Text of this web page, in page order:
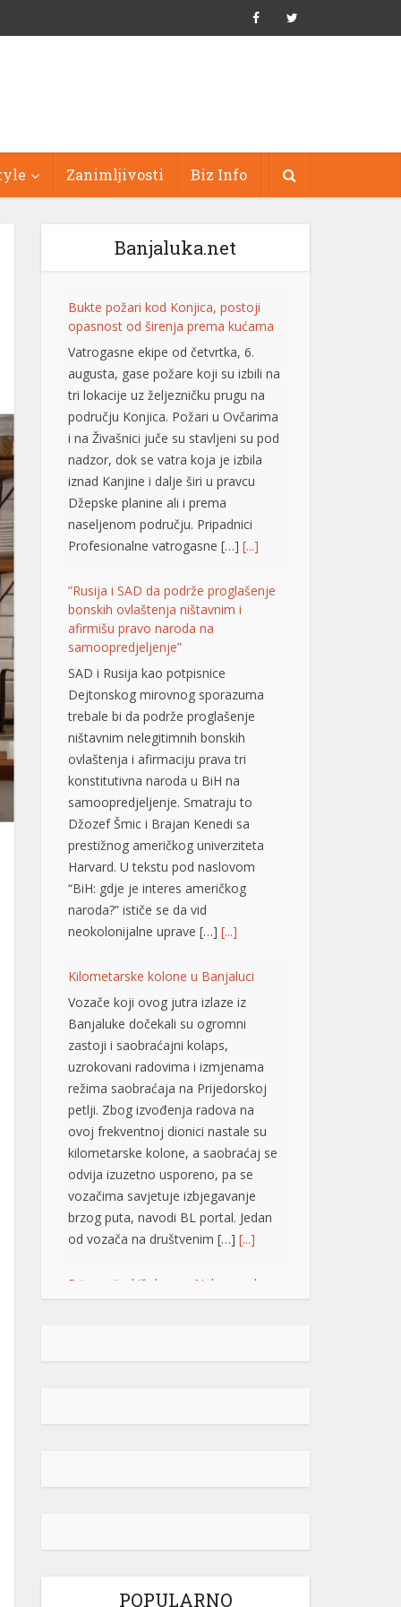
Zanimljivosti Biz Info
Banjaluka.net
Bukte požari kod Konjica, postoji
opasnost od širenja prema kućama
Vatrogasne ekipe od četvrtka, 6.
augusta, gase požare koji su izbili na
tri lokacije uz željezničku prugu na
području Konjica. Požari u Ovčarima
i na Živašnici juče su stavljeni su pod
nadzor, dok se vatra koja je izbila
iznad Kanjine i dalje širi u pravcu
Džepske planine ali i prema
naseljenom području. Pripadnici
Profesionalne vatrogasne […] [...]
”Rusija i SAD da podrže proglašenje
bonskih ovlaštenja ništavnim i
afirmišu pravo naroda na
samoopredjeljenje”
SAD i Rusija kao potpisnice
Dejtonskog mirovnog sporazuma
trebale bi da podrže proglašenje
ništavnim nelegitimnih bonskih
ovlaštenja i afirmaciju prava tri
konstitutivna naroda u BiH na
samoopredjeljenje. Smatraju to
Džozef Šmic i Brajan Kenedi sa
prestižnog američkog univerziteta
Harvard. U tekstu pod naslovom
“BiH: gdje je interes američkog
naroda?” ističe se da vid
neokolonijalne uprave […] [...]
Kilometarske kolone u Banjaluci
Vozače koji ovog jutra izlaze iz
Banjaluke dočekali su ogromni
zastoji i saobraćajni kolaps,
uzrokovani radovima i izmjenama
režima saobraćaja na Prijedorskoj
petlji. Zbog izvođenja radova na
ovoj frekventnoj dionici nastale su
kilometarske kolone, a saobraćaj se
odvija izuzetno usporeno, pa se
vozačima savjetuje izbjegavanje
brzog puta, navodi BL portal. Jedan
od vozača na društvenim […] [...]
Pripremite kišobrane: Nakon vrelog
dana stižu pljuskovi i grmljavina